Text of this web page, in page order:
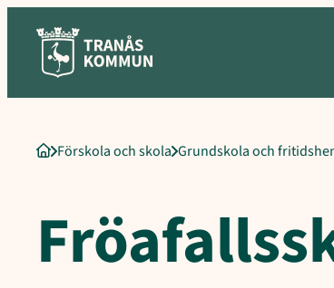
innehåll
Startsida
Förskola och skola Grundskola och